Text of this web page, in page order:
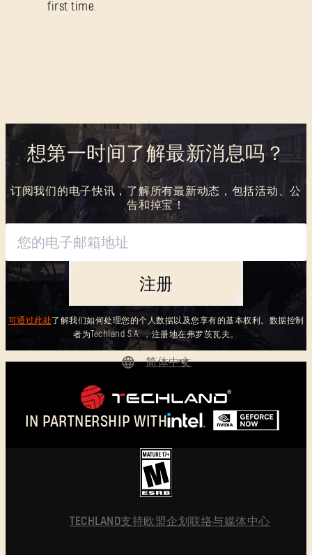
first time.
想第一时间了解最新消息吗？
订阅我们的电子快讯，了解所有最新动态，包括活动、公
告和掉宝！
注册
可通过此处了解我们如何处理您的个人数据以及您享有的基本权利。数据控制
者为Techland S.A. ，注册地在弗罗茨瓦夫。
IN PARTNERSHIP WITH
简体中文
FRANÇAIS
POLSKI
TECHLAND支持欧盟企划联络与媒体中心